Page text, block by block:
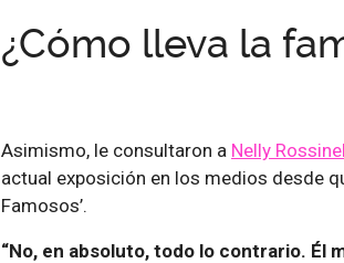
¿Cómo lleva la
Asimismo, le consultaron a Nelly
actual exposición en los medios desde
Famosos’.
“No, en absoluto, todo lo contrario. Él